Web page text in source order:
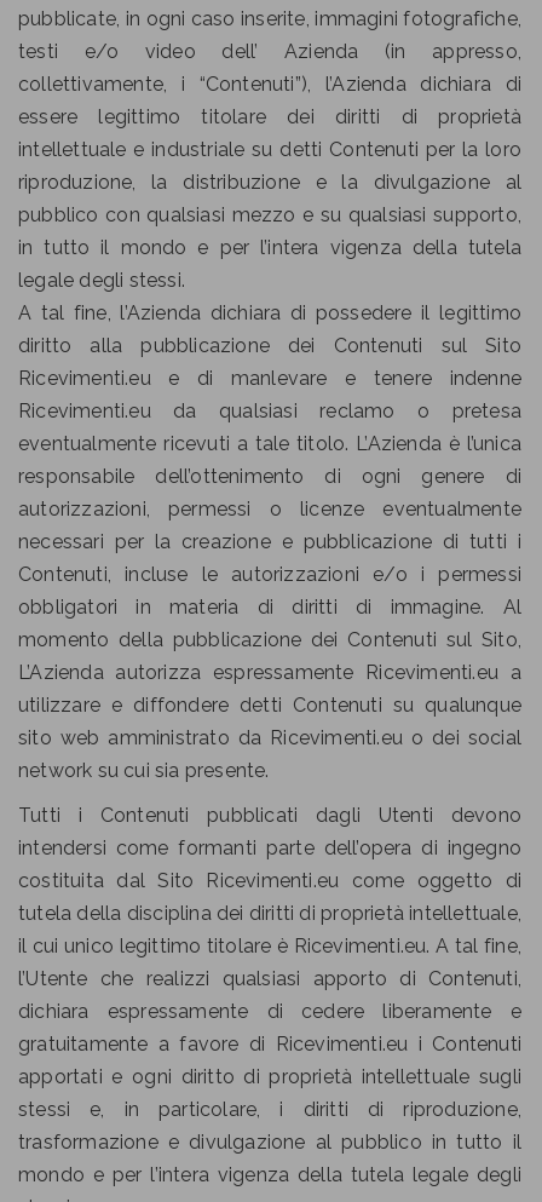
pubblicate, in ogni caso inserite, immagini fotografiche,
testi e/o video dell’ Azienda (in appresso,
collettivamente, i “Contenuti”), l’Azienda dichiara di
essere legittimo titolare dei diritti di proprietà
intellettuale e industriale su detti Contenuti per la loro
riproduzione, la distribuzione e la divulgazione al
pubblico con qualsiasi mezzo e su qualsiasi supporto,
in tutto il mondo e per l’intera vigenza della tutela
legale degli stessi.
A tal fine, l’Azienda dichiara di possedere il legittimo
diritto alla pubblicazione dei Contenuti sul Sito
Ricevimenti.eu e di manlevare e tenere indenne
Ricevimenti.eu da qualsiasi reclamo o pretesa
eventualmente ricevuti a tale titolo. L’Azienda è l’unica
responsabile dell’ottenimento di ogni genere di
autorizzazioni, permessi o licenze eventualmente
necessari per la creazione e pubblicazione di tutti i
Contenuti, incluse le autorizzazioni e/o i permessi
obbligatori in materia di diritti di immagine. Al
momento della pubblicazione dei Contenuti sul Sito,
L’Azienda autorizza espressamente Ricevimenti.eu a
utilizzare e diffondere detti Contenuti su qualunque
sito web amministrato da Ricevimenti.eu o dei social
network su cui sia presente.
Tutti i Contenuti pubblicati dagli Utenti devono
intendersi come formanti parte dell’opera di ingegno
costituita dal Sito Ricevimenti.eu come oggetto di
tutela della disciplina dei diritti di proprietà intellettuale,
il cui unico legittimo titolare è Ricevimenti.eu. A tal fine,
l’Utente che realizzi qualsiasi apporto di Contenuti,
dichiara espressamente di cedere liberamente e
gratuitamente a favore di Ricevimenti.eu i Contenuti
apportati e ogni diritto di proprietà intellettuale sugli
stessi e, in particolare, i diritti di riproduzione,
trasformazione e divulgazione al pubblico in tutto il
mondo e per l’intera vigenza della tutela legale degli